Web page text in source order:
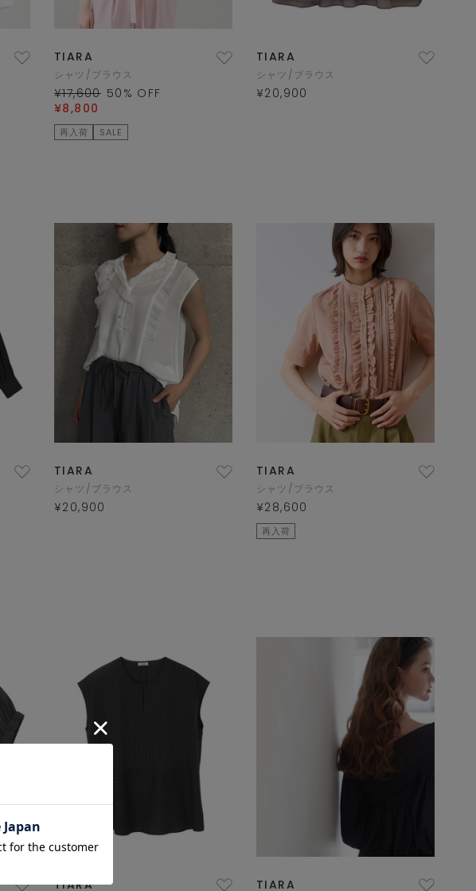
TIARA
シャツ/ブラウス
¥17,600 50 % OFF
¥8,800
再入荷 SALE
TIARA
シャツ/ブラウス
¥20,900
TIARA
シャツ/ブラウス
¥20,900
TIARA
シャツ/ブラウス
¥28,600
再入荷
TIARA TIARA